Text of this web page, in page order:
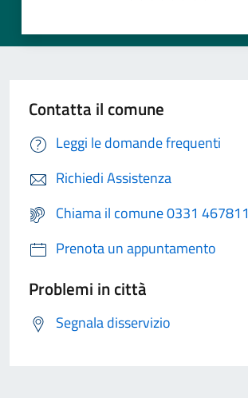
Contatta il comune
Leggi le domande frequenti
Richiedi Assistenza
Chiama il comune 0331 467811
Prenota un appuntamento
Problemi in città
Segnala disservizio